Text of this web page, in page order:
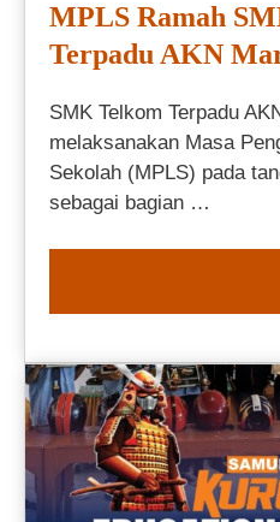
MPLS Ramah
Terpadu AKN
SMK Telkom Terpadu
melaksanakan Masa
Sekolah (MPLS) pada
sebagai bagian …